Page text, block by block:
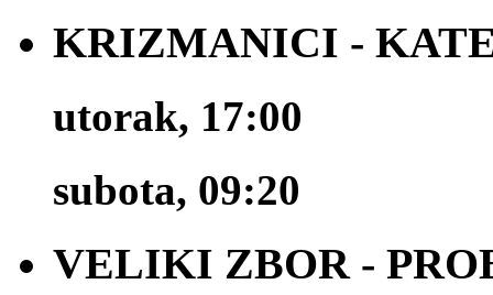
KRIZMANICI -
utorak, 17:00
subota, 09:20
VELIKI ZBOR -